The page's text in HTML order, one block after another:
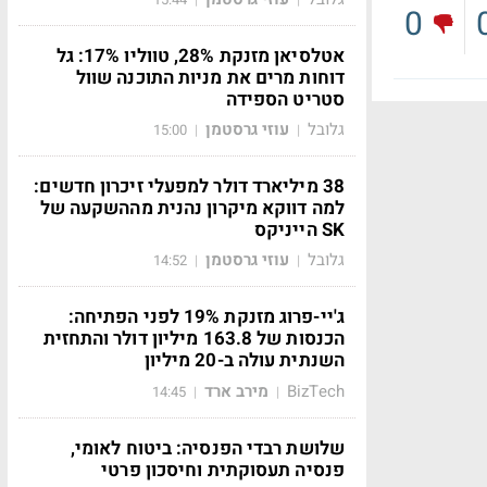
0
אטלסיאן מזנקת 28%, טווליו 17%: גל
דוחות מרים את מניות התוכנה שוול
סטריט הספידה
גלובל | עוזי גרסטמן |
15:00
38 מיליארד דולר למפעלי זיכרון חדשים:
למה דווקא מיקרון נהנית מההשקעה של
SK הייניקס
גלובל | עוזי גרסטמן |
14:52
ג'יי-פרוג מזנקת 19% לפני הפתיחה:
הכנסות של 163.8 מיליון דולר והתחזית
השנתית עולה ב-20 מיליון
BizTech
| מירב ארד |
14:45
שלושת רבדי הפנסיה: ביטוח לאומי,
פנסיה תעסוקתית וחיסכון פרטי